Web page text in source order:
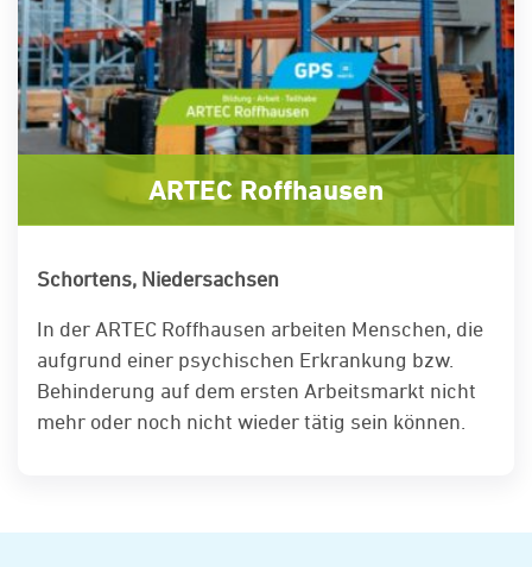
ARTEC Roffhausen
Schortens, Niedersachsen
In der ARTEC Roffhausen arbeiten Menschen, die
aufgrund einer psychischen Erkrankung bzw.
Behinderung auf dem ersten Arbeitsmarkt nicht
mehr oder noch nicht wieder tätig sein können.